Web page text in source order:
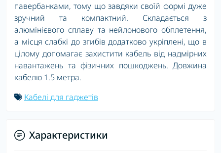
павербанками, тому що завдяки своїй формі дуже
зручний та компактний. Складається з
алюмінієвого сплаву та нейлонового обплетення,
а місця слабкі до згибів додатково укріплені, що в
цілому допомагає захистити кабель від надмірних
навантажень та фізичних пошкоджень. Довжина
кабелю 1.5 метра.
Кабелі для гаджетів
Характеристики